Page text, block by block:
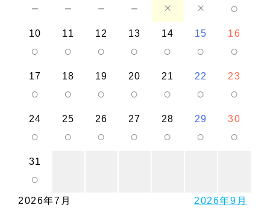
－ － － － × × ○
10
○
11
○
12
○
13
○
14
○
15
○
16
○
17
○
18
○
19
○
20
○
21
○
22
○
23
○
24
○
25
○
26
○
27
○
28
○
29
○
30
○
31
○
2026年7月 2026年9月